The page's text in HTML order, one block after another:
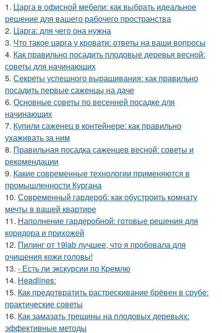
1. Царга в офисной мебели: как выбрать идеальное
решение для вашего рабочего пространства
2. Царга: для чего она нужна
3. Что такое царга у кровати: ответы на ваши вопросы
4. Как правильно посадить плодовые деревья весной:
советы для начинающих
5. Секреты успешного выращивания: как правильно
посадить первые саженцы на даче
6. Основные советы по весенней посадке для
начинающих
7. Купили саженец в контейнере: как правильно
ухаживать за ним
8. Правильная посадка саженцев весной: советы и
рекомендации
9. Какие современные технологии применяются в
промышленности Кургана
10. Современный гардероб: как обустроить комнату
мечты в вашей квартире
11. Наполнение гардеробной: готовые решения для
коридора и прихожей
12. Пилинг от 19lab лучшее, что я пробовала для
очищения кожи головы!
13. - Есть ли экскурсии по Кремлю
14. Headlines:
15. Как предотвратить растрескивание брёвен в срубе:
практические советы
16. Как замазать трещины на плодовых деревьях:
эффективные методы